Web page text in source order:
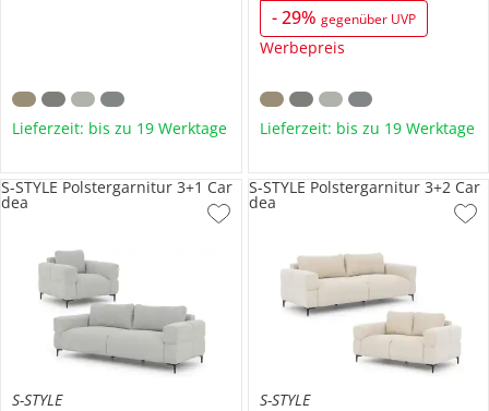
Lieferzeit: bis zu 19 Werktage
-29% gegenüber UVP
Werbepreis
Lieferzeit: bis zu 19 Werktage
S-STYLE
S-STYLE Polstergarnitur 3+1 Car
dea
S-STYLE
S-STYLE Polstergarnitur 3+2 Car
dea